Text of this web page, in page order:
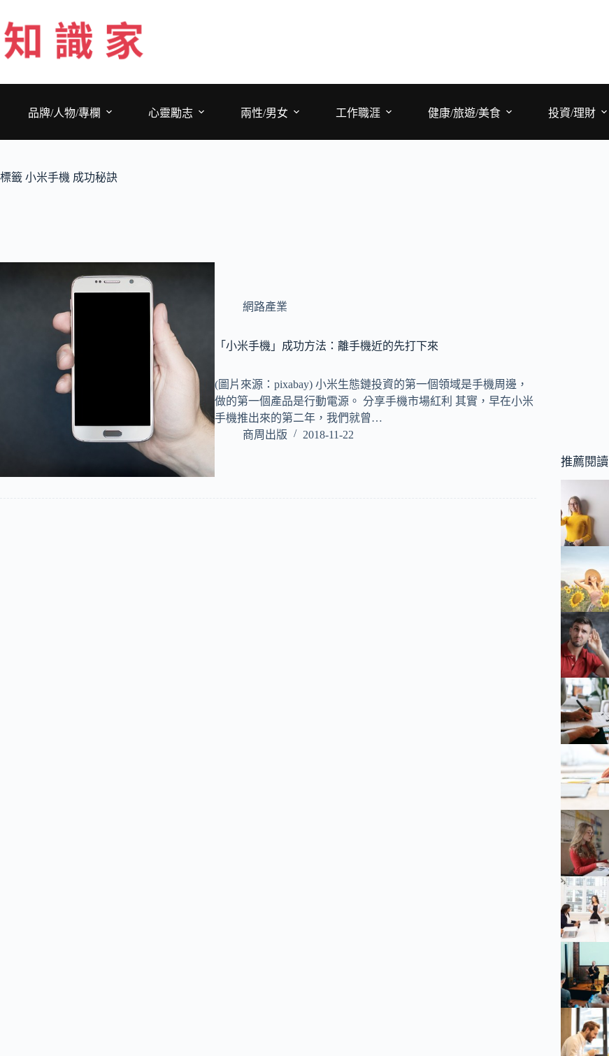
至
主
要
品牌/人物/專欄
心靈勵志 兩性/男女 工作職涯 健康/旅遊/美食 投資/理財
標籤 小米手機 成功秘訣
網路產業
「小米手機」成功方法：離手機近的先打下來
(圖片來源：pixabay) 小米生態鏈投資的第一個領域是手機周邊，
做的第一個產品是行動電源。 分享手機市場紅利 其實，早在小米
手機推出來的第二年，我們就曾…
商周出版
2018-11-22
推薦閱讀